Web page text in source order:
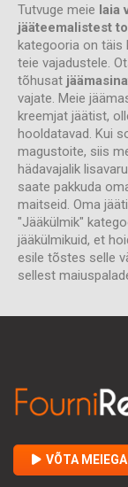
Tutvuge meie laia
jääteemalistest
kategooria on täis
teie vajadustele.
tõhusat
vajate. Meie
kreemjat jäätist,
hooldatavad. Kui
magustoite, siis
hädavajalik
saate pakkuda
maitseid. Oma
"Jääkülmik"
jääkülmikuid, et
esile tõstes selle
sellest
VÕTA